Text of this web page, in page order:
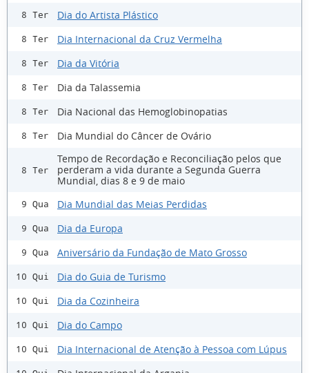
8 Ter Dia do Artista Plástico
8 Ter Dia Internacional da Cruz Vermelha
8 Ter Dia da Vitória
8 Ter Dia da Talassemia
8 Ter Dia Nacional das Hemoglobinopatias
8 Ter Dia Mundial do Câncer de Ovário
8 Ter
Tempo de Recordação e Reconciliação pelos que
perderam a vida durante a Segunda Guerra
Mundial, dias 8 e 9 de maio
9 Qua Dia Mundial das Meias Perdidas
9 Qua Dia da Europa
9 Qua Aniversário da Fundação de Mato Grosso
10 Qui Dia do Guia de Turismo
10 Qui Dia da Cozinheira
10 Qui Dia do Campo
10 Qui Dia Internacional de Atenção à Pessoa com Lúpus